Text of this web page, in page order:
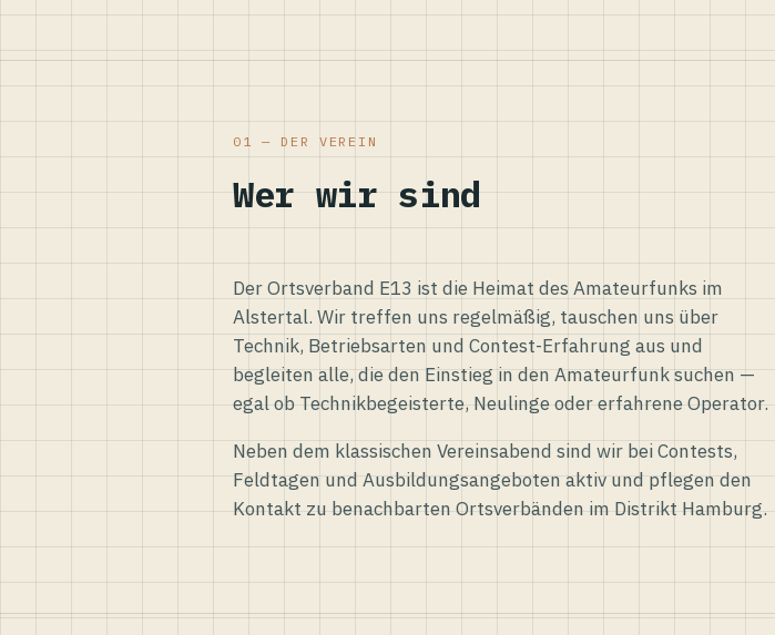
01 — DER VEREIN
Wer wir sind
Der Ortsverband E13 ist die Heimat des Amateurfunks im
Alstertal. Wir treffen uns regelmäßig, tauschen uns über
Technik, Betriebsarten und Contest-Erfahrung aus und
begleiten alle, die den Einstieg in den Amateurfunk suchen —
egal ob Technikbegeisterte, Neulinge oder erfahrene Operator.
Neben dem klassischen Vereinsabend sind wir bei Contests,
Feldtagen und Ausbildungsangeboten aktiv und pflegen den
Kontakt zu benachbarten Ortsverbänden im Distrikt Hamburg.